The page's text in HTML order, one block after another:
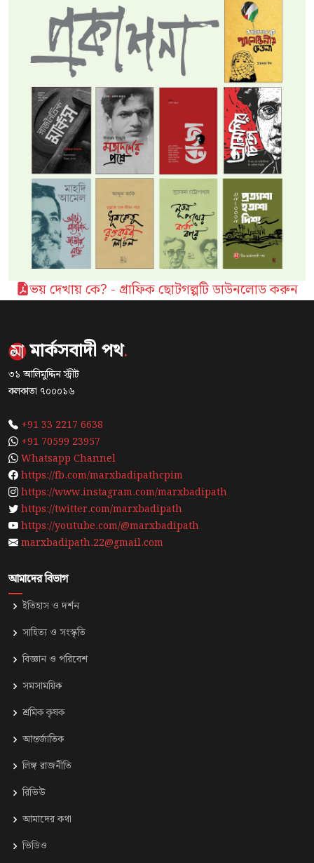
ভয় দেখায় কে? - গ্রাফিক ছোটগল্পটি ডাউনলোড করুন
মার্কসবাদী পথ.
৩১ আলিমুদ্দিন স্ট্রীট
কলকাতা ৭০০০১৬
+91 33 2217 6638
+91 70599 23957
Whatsapp Channel
https://fb.com/marxbadipathcpim
https://www.instagram.com/marxbadipath
https://twitter.com/marxbadipath
https://youtube.com/@marxbadipath
marxbadipath.22@gmail.com
আমাদের বিভাগ
ইতিহাস ও দর্শন
সাহিত্য ও সংস্কৃতি
⁠বিজ্ঞান ও পরিবেশ
সমসাময়িক
শ্রমিক কৃষক
আন্তর্জাতিক
লিঙ্গ রাজনীতি
রিভিউ
আমাদের কথা
ভিডিও